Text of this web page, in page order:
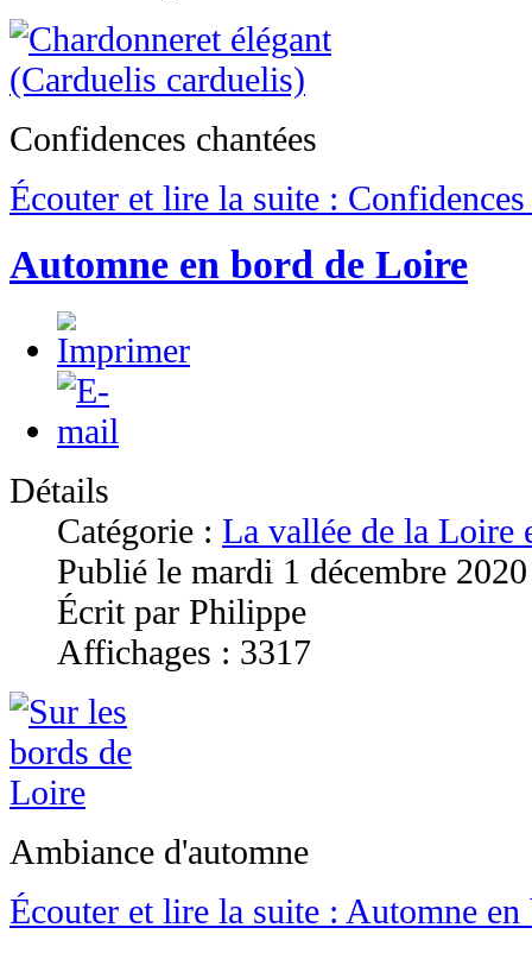
Confidences chantées
Écouter et lire la suite :
Automne en bord de Loire
Détails
Catégorie : La vallée de la Loire
Publié le mardi 1 décembre
Écrit par Philippe
Affichages : 3317
Ambiance d'automne
Écouter et lire la suite : Automne